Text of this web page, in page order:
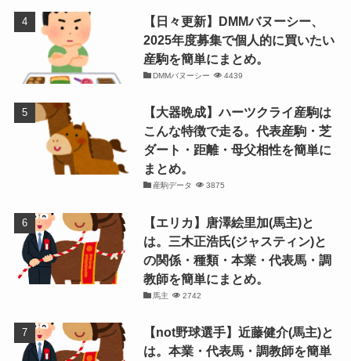
【日々更新】DMMバヌーシー、
2025年度募集で個人的に買いたい
産駒を簡単にまとめ。
DMMバヌーシー 4439
【大器晩成】ハーツクライ産駒は
こんな特徴で走る。代表産駒・芝
ダート・距離・母父相性を簡単に
まとめ。
産駒データ 3875
【エリカ】唐澤絵里加(馬主)と
は。三木正浩氏(ジャスティン)と
の関係・種類・本業・代表馬・調
教師を簡単にまとめ。
馬主 2742
【not野球選手】近藤健介(馬主)と
は。本業・代表馬・調教師を簡単